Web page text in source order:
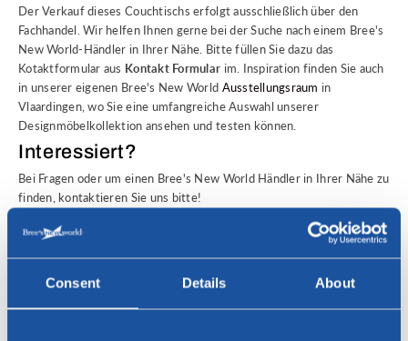
Consent Details About
Der Verkauf dieses Couchtischs erfolgt ausschließlich über den
Fachhandel. Wir helfen Ihnen gerne bei der Suche nach einem Bree's
New World-Händler in Ihrer Nähe. Bitte füllen Sie dazu das
Kotaktformular aus Kontakt Formular im. Inspiration finden Sie auch
in unserer eigenen Bree's New World Ausstellungsraum in
Vlaardingen, wo Sie eine umfangreiche Auswahl unserer
Designmöbelkollektion ansehen und testen können.
Interessiert?
Bei Fragen oder um einen Bree's New World Händler in Ihrer Nähe zu
finden, kontaktieren Sie uns bitte!